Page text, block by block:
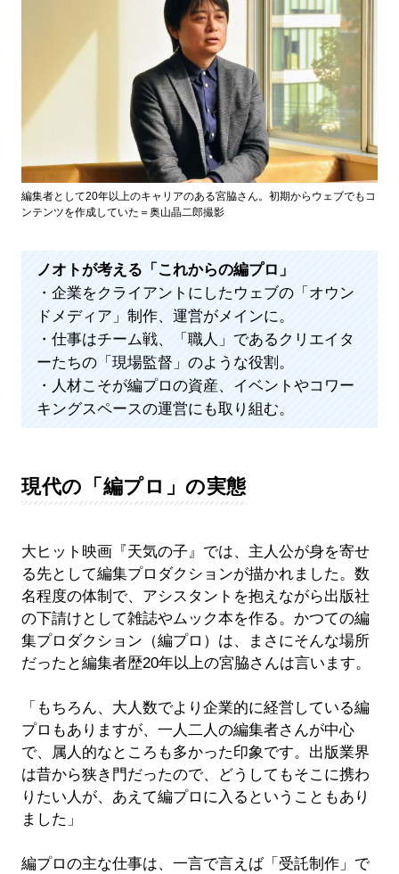
編集者として20年以上のキャリアのある宮脇さん。初期からウェブでもコ
ンテンツを作成していた＝奥山晶二郎撮影
ノオトが考える「これからの編プロ」
・企業をクライアントにしたウェブの「オウン
ドメディア」制作、運営がメインに。
・仕事はチーム戦、「職人」であるクリエイタ
ーたちの「現場監督」のような役割。
・人材こそが編プロの資産、イベントやコワー
キングスペースの運営にも取り組む。
現代の「編プロ」の実態
大ヒット映画『天気の子』では、主人公が身を寄せ
る先として編集プロダクションが描かれました。数
名程度の体制で、アシスタントを抱えながら出版社
の下請けとして雑誌やムック本を作る。かつての編
集プロダクション（編プロ）は、まさにそんな場所
だったと編集者歴20年以上の宮脇さんは言います。
「もちろん、大人数でより企業的に経営している編
プロもありますが、一人二人の編集者さんが中心
で、属人的なところも多かった印象です。出版業界
は昔から狭き門だったので、どうしてもそこに携わ
りたい人が、あえて編プロに入るということもあり
ました」
編プロの主な仕事は、一言で言えば「受託制作」で